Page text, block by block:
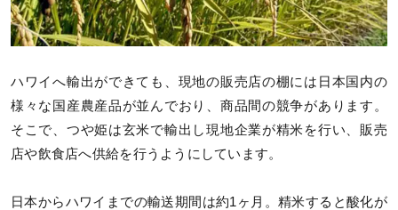
ハワイへ輸出ができても、現地の販売店の棚には日本国内の
様々な国産農産品が並んでおり、商品間の競争があります。
そこで、つや姫は玄米で輸出し現地企業が精米を行い、販売
店や飲食店へ供給を行うようにしています。
日本からハワイまでの輸送期間は約1ヶ月。精米すると酸化が